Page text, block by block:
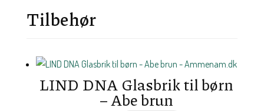
Tilbehør
LIND DNA Glasbrik til børn
– Abe brun